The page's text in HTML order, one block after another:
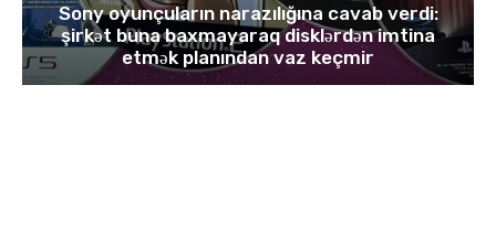
Sony oyunçuların narazılığına cavab verdi:
şirkət buna baxmayaraq disklərdən imtina
etmək planından vaz keçmir